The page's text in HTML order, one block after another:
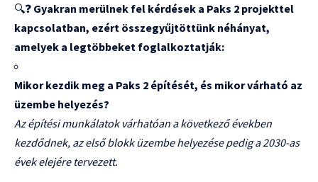
🔍❓ Gyakran merülnek fel kérdések a Paks 2 projekttel
kapcsolatban, ezért összegyűjtöttünk néhányat,
amelyek a legtöbbeket foglalkoztatják:
Mikor kezdik meg a Paks 2 építését, és mikor várható az
üzembe helyezés?
Az építési munkálatok várhatóan a következő években
kezdődnek, az első blokk üzembe helyezése pedig a 2030-as
évek elejére tervezett.